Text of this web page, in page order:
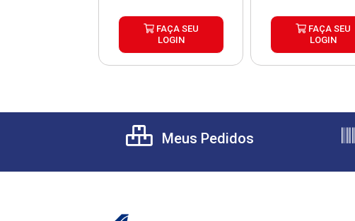
FAÇA SEU
LOGIN
FAÇA SEU
LOGIN
Meus Pedidos